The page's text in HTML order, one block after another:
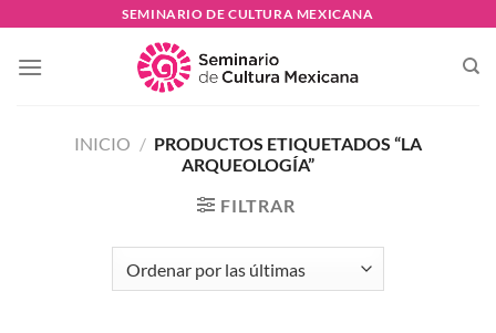
content
SEMINARIO DE CULTURA MEXICANA
INICIO / PRODUCTOS ETIQUETADOS “LA
ARQUEOLOGÍA”
FILTRAR